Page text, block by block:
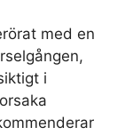
med en
i